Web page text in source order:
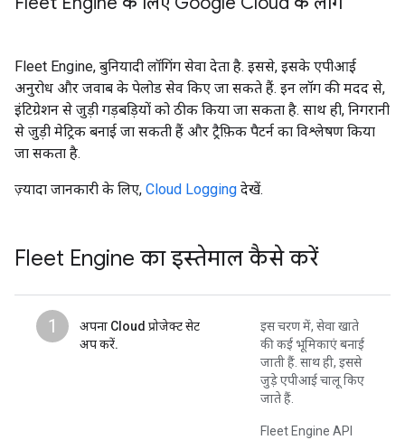
Fleet Engine, बुनियादी लॉगिंग सेवा देता है. इससे, इसके एपीआई
अनुरोध और जवाब के पेलोड सेव किए जा सकते हैं. इन लॉग की मदद से,
इंटिग्रेशन से जुड़ी गड़बड़ियों को ठीक किया जा सकता है. साथ ही, निगरानी
से जुड़ी मेट्रिक बनाई जा सकती हैं और ट्रैफ़िक पैटर्न का विश्लेषण किया
जा सकता है.
ज़्यादा जानकारी के लिए, Cloud Logging देखें.
Fleet Engine का इस्तेमाल कैसे करें
1
अपना Cloud प्रोजेक्ट सेट
अप करें.
इस चरण में, सेवा खाते
की कई भूमिकाएं बनाई
जाती हैं. साथ ही, इससे
जुड़े एपीआई चालू किए
जाते हैं.
Fleet Engine API